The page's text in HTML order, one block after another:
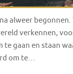
alweer
verkennen,
te gaan en staan
om te…